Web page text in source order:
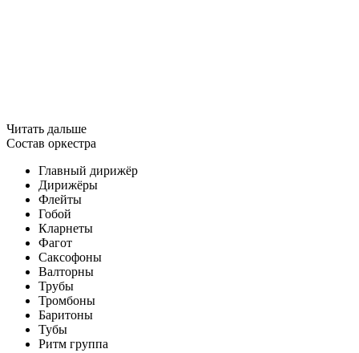
Читать дальше
Состав оркестра
Главный дирижёр
Дирижёры
Флейты
Гобой
Кларнеты
Фагот
Саксофоны
Валторны
Трубы
Тромбоны
Баритоны
Тубы
Ритм группа